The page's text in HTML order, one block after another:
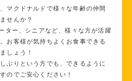
マクドナルドで様々な年齢の仲間
せんか？
ター、シニアなど、様々な方が活躍
お客様が気持ちよくお食事できる
しょう！
ぶりという方でも、できるように
のでご安心ください！